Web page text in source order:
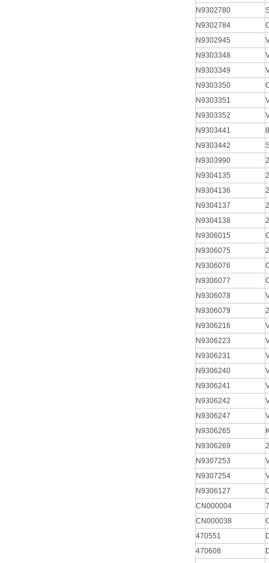
N9302780
N9302784
N9302945
N9303348
N9303349
N9303350
N9303351
N9303352
N9303441
N9303442
N9303990
N9304135
N9304136
N9304137
N9304138
N9306015
N9306075
N9306076
N9306077
N9306078
N9306079
N9306216
N9306223
N9306231
N9306240
N9306241
N9306242
N9306247
N9306265
N9306269
N9307253
N9307254
N9306127
CN000004
CN000038
470551
470608